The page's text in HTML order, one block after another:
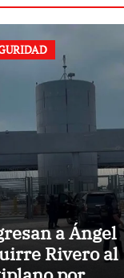
a Ángel
Rivero al